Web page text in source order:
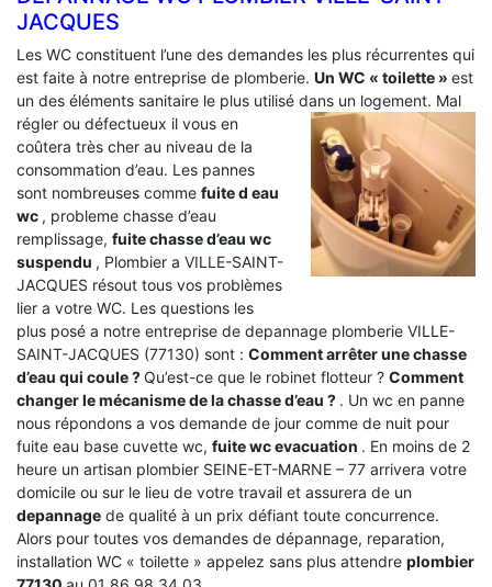
JACQUES
Les WC constituent l’une des demandes les plus récurrentes qui
est faite à notre entreprise de plomberie. Un WC « toilette » est
un des éléments sanitaire le plus utilisé dans un logement. Mal
régler ou défectueux il vous en
coûtera très cher au niveau de la
consommation d’eau. Les pannes
sont nombreuses comme fuite d eau
wc , probleme chasse d’eau
remplissage, fuite chasse d’eau wc
suspendu , Plombier a VILLE-SAINT-
JACQUES résout tous vos problèmes
lier a votre WC. Les questions les
plus posé a notre entreprise de depannage plomberie VILLE-
SAINT-JACQUES (77130) sont : Comment arrêter une chasse
d’eau qui coule ?Qu’est-ce que le robinet flotteur ? Comment
changer le mécanisme de la chasse d’eau ? . Un wc en panne
nous répondons a vos demande de jour comme de nuit pour
fuite eau base cuvette wc, fuite wc evacuation . En moins de 2
heure un artisan plombier SEINE-ET-MARNE – 77 arrivera votre
domicile ou sur le lieu de votre travail et assurera de un
depannage de qualité à un prix défiant toute concurrence.
Alors pour toutes vos demandes de dépannage, reparation,
installation WC « toilette » appelez sans plus attendre plombier